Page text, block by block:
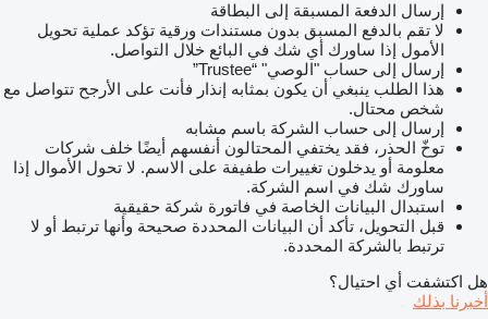
إرسال الدفعة المسبقة إلى البطاقة
لا تقم بالدفع المسبق بدون مستندات ورقية تؤكد عملية تحويل
الأمول إذا ساورك أي شك في البائع خلال التواصل.
إرسال إلى حساب "الوصي" “Trustee”
هذا الطلب ينبغي أن يكون بمثابه إنذار فأنت على الأرجح تتواصل مع
شخص محتال.
إرسال إلى حساب الشركة باسم مشابه
توخّ الحذر، فقد يختفي المحتالون أنفسهم أيضًا خلف شركات
معلومة أو يدخلون تغييرات طفيفة على الاسم. لا تحول الأموال إذا
ساورك شك في اسم الشركة.
استبدال البيانات الخاصة في فاتورة شركة حقيقية
قبل التحويل، تأكد أن البيانات المحددة صحيحة وأنها ترتبط أو لا
ترتبط بالشركة المحددة.
هل اكتشفت أي احتيال؟
أخبرنا بذلك